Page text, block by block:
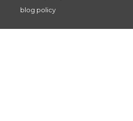
blog policy